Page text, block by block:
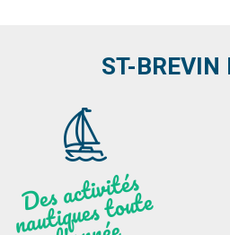
ST-BREVIN
Des
activités
n
auti
ques toute
l'
a
n